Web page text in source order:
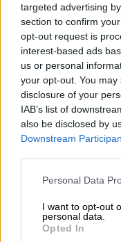
targeted advertising
section to confirm
opt-out request is
interest-based ads
us or personal
your opt-out. You
disclosure of your
IAB’s list of
also be disclosed by
Downstream
Please note that this
not limited to your
grant or deny
use your data for
Personal Data
I want to opt-out
personal data.
Opted In
Ελλάδα|20.10.2024
Ποδηλατικός
δρόμοι θα
Δείτε αναλυτικά